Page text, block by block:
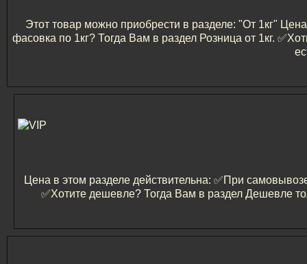
Этот товар можно приобрести в разделе: "От 1кг"
фасовка по 1кг? Тогда Вам в раздел Розница от 1кг.
Цена в этом разделе действительна: ✅️При
✅️Хотите дешевле? Тогда Вам в раздел Дешевле